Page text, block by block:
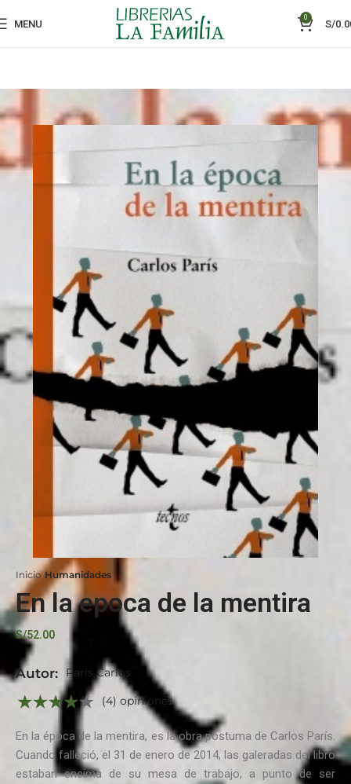
MENU
0
S/
Inicio Humanidades
En la epoca de la mentira
S/52.00
Autor:
Paris Carlos
(4) opiniones
En la época de la mentira, es la obra póstuma de Carlos París.
Cuando falleció, el 31 de enero de 2014, las galeradas del libro
estaban encima de su mesa de trabajo, a punto de ser